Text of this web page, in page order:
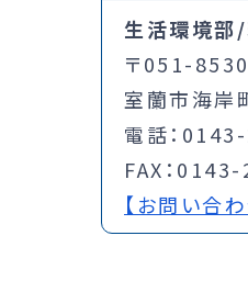
生活環境部
〒051-8530
室蘭市海岸
電話：
FAX：
【お問い合